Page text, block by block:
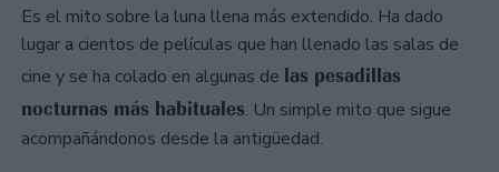
Es el mito sobre la luna llena más extendido. Ha dado
lugar a cientos de películas que han llenado las salas de
cine y se ha colado en algunas de las pesadillas
nocturnas más habituales. Un simple mito que sigue
acompañándonos desde la antigüedad.